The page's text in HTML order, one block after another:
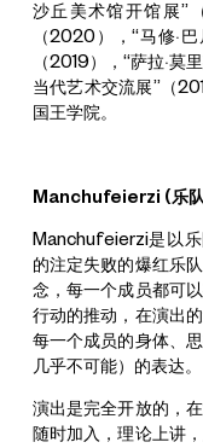
沙丘美术馆开馆展”
（2020），“马修·
（2019），“萨拉·莫
当代艺术交流展”（
国王学院。
Manchufeierzi ( 乐队
Manchufeierzi是以
的注定失败的爆红乐
念，每一个成员都可
行动的推动，在演出
每一个成员的身体、
几乎不可能）的表达。
演出是完全开放的，
随时加入，理论上讲